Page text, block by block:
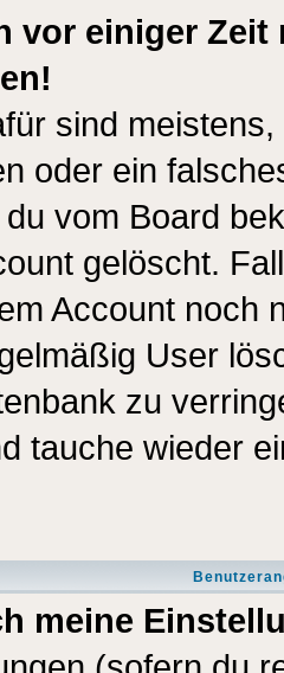
vor einiger
sind
oder ein
vom Board
gelöscht.
Account noch
User
zu
tauche wieder
meine